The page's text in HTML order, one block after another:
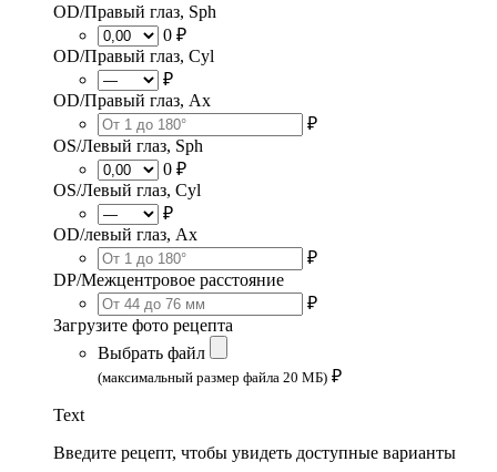
OD/Правый глаз, Sph
0 ₽
OD/Правый глаз, Cyl
₽
OD/Правый глаз, Ax
₽
OS/Левый глаз, Sph
0 ₽
OS/Левый глаз, Cyl
₽
OD/левый глаз, Ax
₽
DP/Межцентровое расстояние
₽
Загрузите фото рецепта
Выбрать файл
(максимальный размер файла 20 МБ) ₽
Text
Введите рецепт, чтобы увидеть доступные варианты